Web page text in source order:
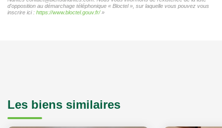
d'opposition au démarchage téléphonique « Bloctel », sur laquelle vous pouvez vous
inscrire ici : https://www.bloctel.gouv.fr/»
Les biens similaires